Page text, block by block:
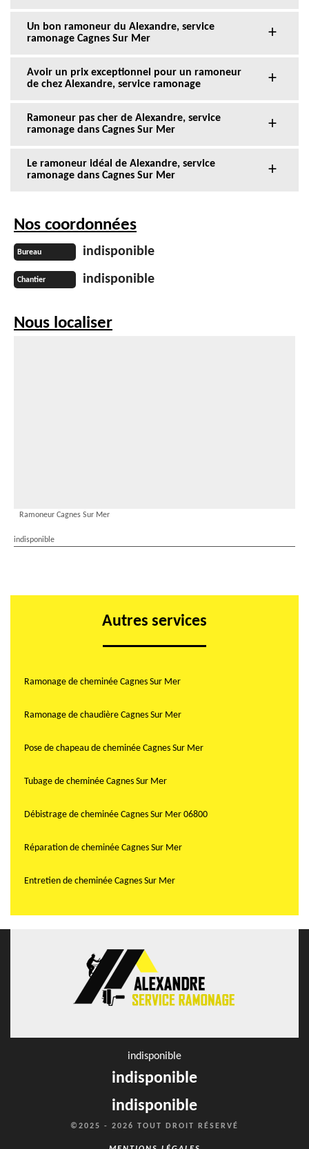
Un bon ramoneur du Alexandre, service
ramonage Cagnes Sur Mer
Avoir un prix exceptionnel pour un ramoneur
de chez Alexandre, service ramonage
Ramoneur pas cher de Alexandre, service
ramonage dans Cagnes Sur Mer
Le ramoneur idéal de Alexandre, service
ramonage dans Cagnes Sur Mer
Nos coordonnées
Bureau indisponible
Chantier indisponible
Nous localiser
Ramoneur Cagnes Sur Mer
indisponible
Autres services
Ramonage de cheminée Cagnes Sur Mer
Ramonage de chaudière Cagnes Sur Mer
Pose de chapeau de cheminée Cagnes Sur Mer
Tubage de cheminée Cagnes Sur Mer
Débistrage de cheminée Cagnes Sur Mer 06800
Réparation de cheminée Cagnes Sur Mer
Entretien de cheminée Cagnes Sur Mer
indisponible
indisponible
indisponible
©2025 - 2026 TOUT DROIT RÉSERVÉ